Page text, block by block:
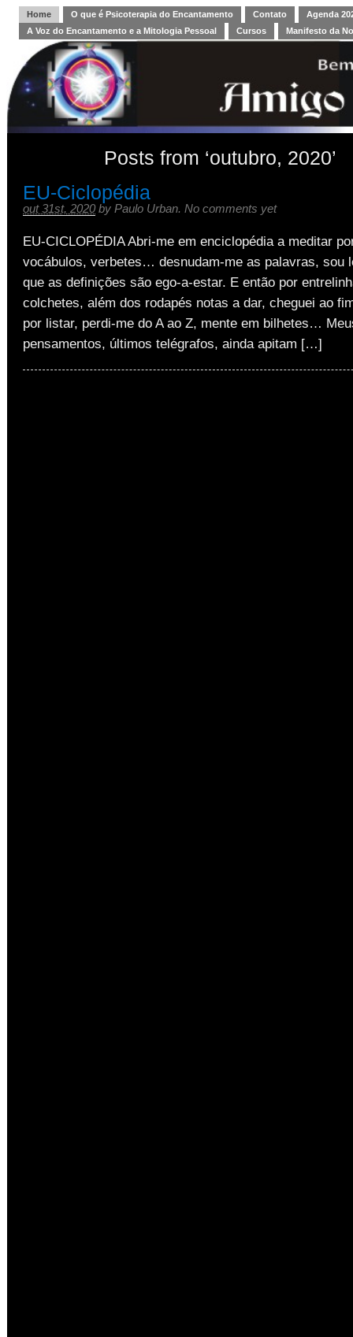
Home O que é Psicoterapia do Encantamento Contato
Agenda
A Voz do Encantamento e a Mitologia Pessoal
Cursos Manifesto da
Posts from ‘outubro, 2020’
EU-Ciclopédia
out 31st, 2020 by Paulo Urban. No comments yet
EU-CICLOPÉDIA Abri-me em enciclopédia a meditar
vocábulos, verbetes… desnudam-me as palavras, sou
que as definições são ego-a-estar. E então por
colchetes, além dos rodapés notas a dar, cheguei ao
por listar, perdi-me do A ao Z, mente em bilhetes…
pensamentos, últimos telégrafos, ainda apitam […]